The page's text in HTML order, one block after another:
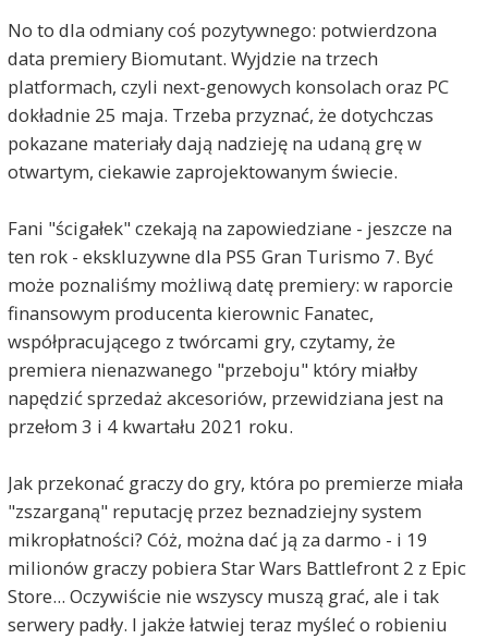
No to dla odmiany coś pozytywnego: potwierdzona
data premiery Biomutant. Wyjdzie na trzech
platformach, czyli next-genowych konsolach oraz PC
dokładnie 25 maja. Trzeba przyznać, że dotychczas
pokazane materiały dają nadzieję na udaną grę w
otwartym, ciekawie zaprojektowanym świecie.
Fani "ścigałek" czekają na zapowiedziane - jeszcze na
ten rok - ekskluzywne dla PS5 Gran Turismo 7. Być
może poznaliśmy możliwą datę premiery: w raporcie
finansowym producenta kierownic Fanatec,
współpracującego z twórcami gry, czytamy, że
premiera nienazwanego "przeboju" który miałby
napędzić sprzedaż akcesoriów, przewidziana jest na
przełom 3 i 4 kwartału 2021 roku.
Jak przekonać graczy do gry, która po premierze miała
"zszarganą" reputację przez beznadziejny system
mikropłatności? Cóż, można dać ją za darmo - i 19
milionów graczy pobiera Star Wars Battlefront 2 z Epic
Store... Oczywiście nie wszyscy muszą grać, ale i tak
serwery padły. I jakże łatwiej teraz myśleć o robieniu